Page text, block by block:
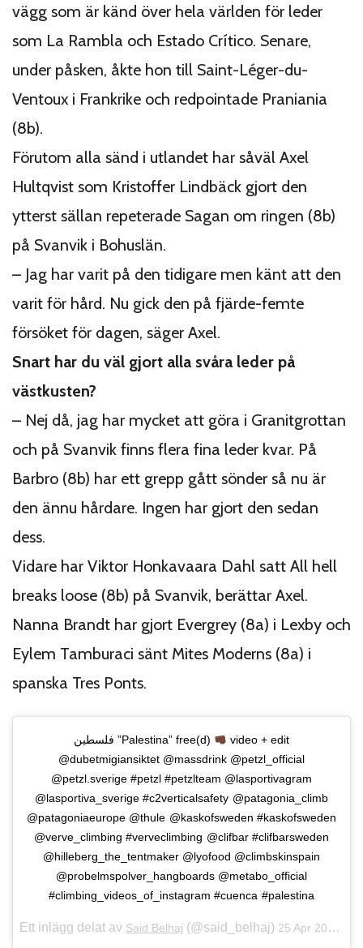
vägg som är känd över hela världen för leder
som La Rambla och Estado Crítico. Senare,
under påsken, åkte hon till Saint-Léger-du-
Ventoux i Frankrike och redpointade Praniania
(8b).
Förutom alla sänd i utlandet har såväl Axel
Hultqvist som Kristoffer Lindbäck gjort den
ytterst sällan repeterade Sagan om ringen (8b)
på Svanvik i Bohuslän.
– Jag har varit på den tidigare men känt att den
varit för hård. Nu gick den på fjärde-femte
försöket för dagen, säger Axel.
Snart har du väl gjort alla svåra leder på
västkusten?
– Nej då, jag har mycket att göra i Granitgrottan
och på Svanvik finns flera fina leder kvar. På
Barbro (8b) har ett grepp gått sönder så nu är
den ännu hårdare. Ingen har gjort den sedan
dess.
Vidare har Viktor Honkavaara Dahl satt All hell
breaks loose (8b) på Svanvik, berättar Axel.
Nanna Brandt har gjort Evergrey (8a) i Lexby och
Eylem Tamburaci sänt Mites Moderns (8a) i
spanska Tres Ponts.
فلسطين ”Palestina” free(d)
video + edit
@dubetmigiansiktet @massdrink @petzl_official
@petzl.sverige #petzl #petzlteam @lasportivagram
@lasportiva_sverige #c2verticalsafety @patagonia_climb
@patagoniaeurope @thule @kaskofsweden #kaskofsweden
@verve_climbing #verveclimbing @clifbar #clifbarsweden
@hilleberg_the_tentmaker @lyofood @climbskinspain
@probelmspolver_hangboards @metabo_official
#climbing_videos_of_instagram #cuenca #palestina
Ett inlägg delat av Said Belhaj (@said_belhaj) 25 Apr 2018 kl. 9:35 PDT